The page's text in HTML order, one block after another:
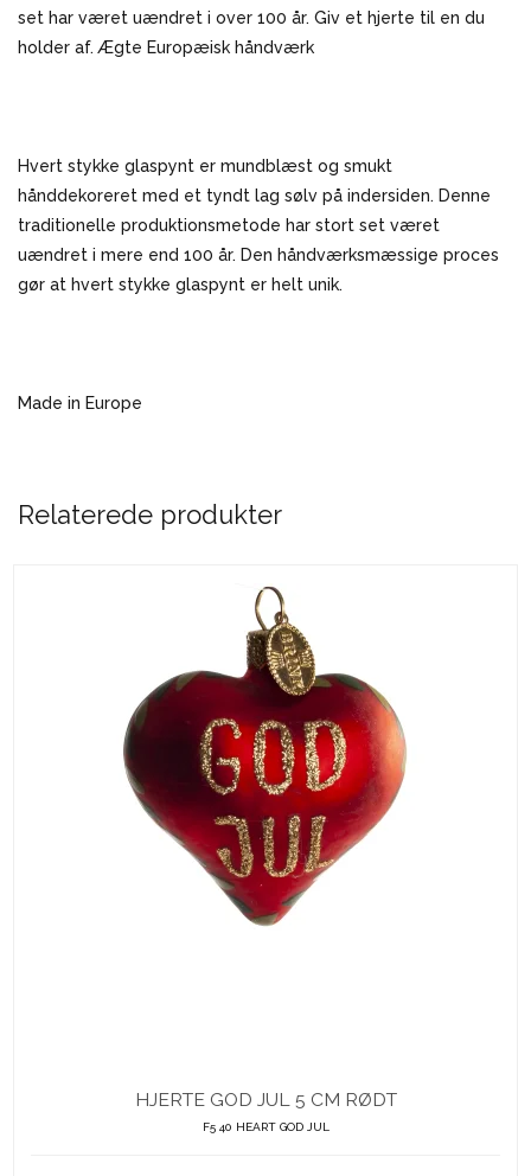
set har været uændret i over 100 år. Giv et hjerte til en du
holder af. Ægte Europæisk håndværk
Hvert stykke glaspynt er mundblæst og smukt
hånddekoreret med et tyndt lag sølv på indersiden. Denne
traditionelle produktionsmetode har stort set været
uændret i mere end 100 år. Den håndværksmæssige proces
gør at hvert stykke glaspynt er helt unik.
Made in Europe
Relaterede produkter
HJERTE GOD JUL 5 CM RØDT
F5 40 HEART GOD JUL